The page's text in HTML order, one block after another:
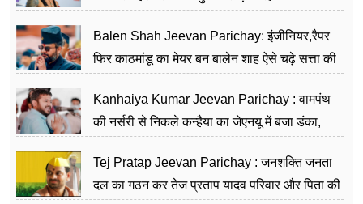
Balen Shah Jeevan Parichay: इंजीनियर,रैपर
फिर काठमांडू का मेयर बन बालेन शाह ऐसे चढ़े सत्ता की
Kanhaiya Kumar Jeevan Parichay : वामपंथ
की नर्सरी से निकले कन्हैया का जेएनयू में बजा डंका,
Tej Pratap Jeevan Parichay : जनशक्ति जनता
दल का गठन कर तेज प्रताप यादव परिवार और पिता की